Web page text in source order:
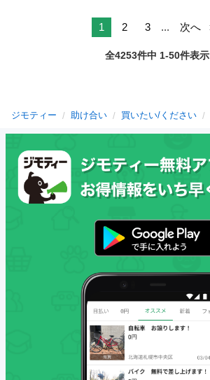
1 2 3 ... 次へ
全4253件中 1-50件表示
ジモティー 助け合い 買いたい/ください